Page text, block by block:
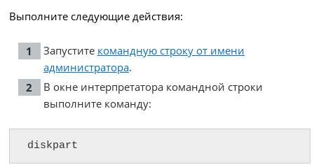
Выполните следующие действия:
Запустите командную строку от имени
администратора.
В окне интерпретатора командной строки
выполните команду:
diskpart